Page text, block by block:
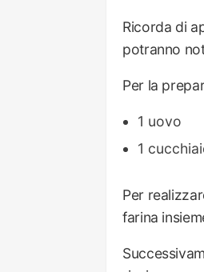
Ricorda di
potranno
Per la
1 uovo
1
Per
farina